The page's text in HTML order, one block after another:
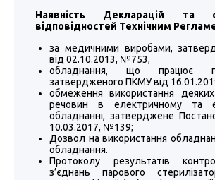
Наявність Декларацій та
відповідностей Технічним
за медичними виробами,
від 02.10.2013, №753,
обладнання, що працює
затвердженого ПКМУ від
обмеження використання
речовин в електричному та
обладнанні, затверджене
10.03.2017, №139;
Дозвол на використання
обладнання.
Протоколу результатів
з’єднань парового